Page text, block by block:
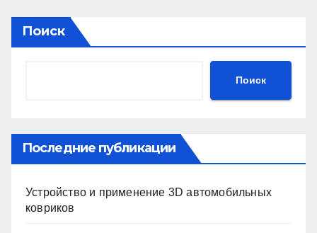
Поиск
Поиск
Последние публикации
Устройство и применение 3D автомобильных
ковриков